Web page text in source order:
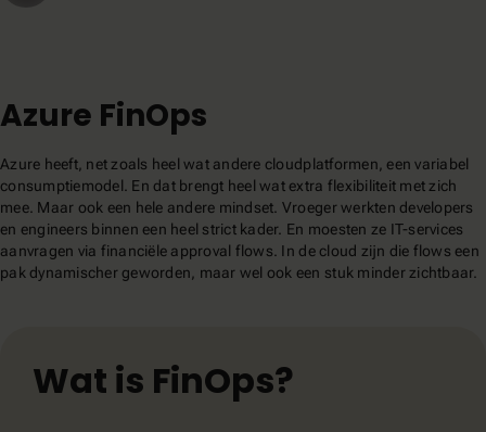
Azure FinOps
Azure heeft, net zoals heel wat andere cloudplatformen, een variabel
consumptiemodel. En dat brengt heel wat extra flexibiliteit met zich
mee. Maar ook een hele andere mindset. Vroeger werkten developers
en engineers binnen een heel strict kader. En moesten ze IT-services
aanvragen via financiële approval flows. In de cloud zijn die flows een
pak dynamischer geworden, maar wel ook een stuk minder zichtbaar.
Wat is FinOps?